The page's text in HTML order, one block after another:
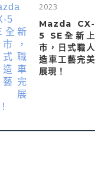
2023
Mazda CX-
5 SE全新上
市，日式職人
造車工藝完美
展現！